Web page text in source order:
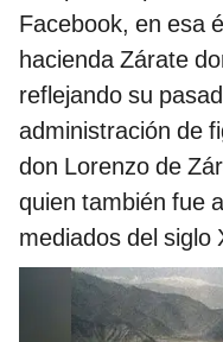
Facebook, en esa
hacienda Zárate
reflejando su
administración de
don Lorenzo de
quien también fue
mediados del siglo